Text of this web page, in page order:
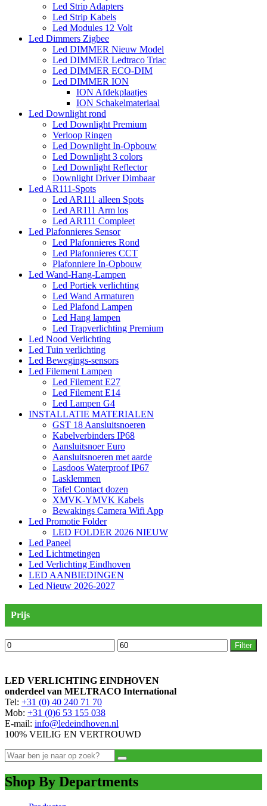
Led Strip Adapters
Led Strip Kabels
Led Modules 12 Volt
Led Dimmers Zigbee
Led DIMMER Nieuw Model
Led DIMMER Ledtraco Triac
Led DIMMER ECO-DIM
Led DIMMER ION
ION Afdekplaatjes
ION Schakelmateriaal
Led Downlight rond
Led Downlight Premium
Verloop Ringen
Led Downlight In-Opbouw
Led Downlight 3 colors
Led Downlight Reflector
Downlight Driver Dimbaar
Led AR111-Spots
Led AR111 alleen Spots
Led AR111 Arm los
Led AR111 Compleet
Led Plafonnieres Sensor
Led Plafonnieres Rond
Led Plafonnieres CCT
Plafonniere In-Opbouw
Led Wand-Hang-Lampen
Led Portiek verlichting
Led Wand Armaturen
Led Plafond Lampen
Led Hang lampen
Led Trapverlichting Premium
Led Nood Verlichting
Led Tuin verlichting
Led Bewegings-sensors
Led Filement Lampen
Led Filement E27
Led Filement E14
Led Lampen G4
INSTALLATIE MATERIALEN
GST 18 Aansluitsnoeren
Kabelverbinders IP68
Aansluitsnoer Euro
Aansluitsnoeren met aarde
Lasdoos Waterproof IP67
Lasklemmen
Tafel Contact dozen
XMVK-YMVK Kabels
Bewakings Camera Wifi App
Led Promotie Folder
LED FOLDER 2026 NIEUW
Led Paneel
Led Lichtmetingen
Led Verlichting Eindhoven
LED AANBIEDINGEN
Led Nieuw 2026-2027
Prijs
Min.
prijs
Max.
prijs
Filter
LED VERLICHTING EINDHOVEN
onderdeel van MELTRACO International
Tel: +31 (0) 40 240 71 70
Mob: +31 (0)6 53 155 038
E-mail: info@ledeindhoven.nl
100% VEILIG EN VERTROUWD
Shop By Departments